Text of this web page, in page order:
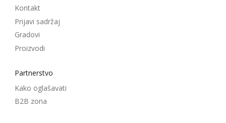
Kontakt
Prijavi sadržaj
Gradovi
Proizvodi
Partnerstvo
Kako oglašavati
B2B zona